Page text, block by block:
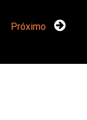
Próximo